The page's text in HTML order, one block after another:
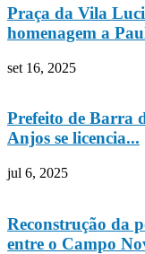
Praça da Vila
homenagem a
set 16, 2025
Prefeito de Barra
Anjos se licencia...
jul 6, 2025
Reconstrução da
entre o Campo